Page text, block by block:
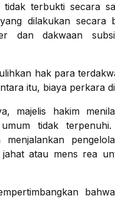
tidak terbukti secara
dilakukan secara
dan dakwaan
hak para
itu, biaya perkara
majelis hakim
tidak
menjalankan
atau mens rea